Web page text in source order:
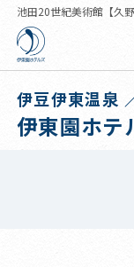
池田20世紀美術館【久
伊豆伊東温泉
伊東園ホテ